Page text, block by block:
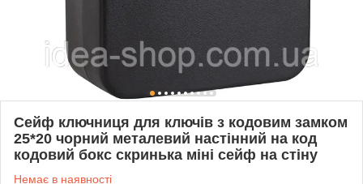
Сейф ключниця для ключів з кодовим замком
25*20 чорний металевий настінний на код
кодовий бокс скринька міні сейф на стіну
Немає в наявності